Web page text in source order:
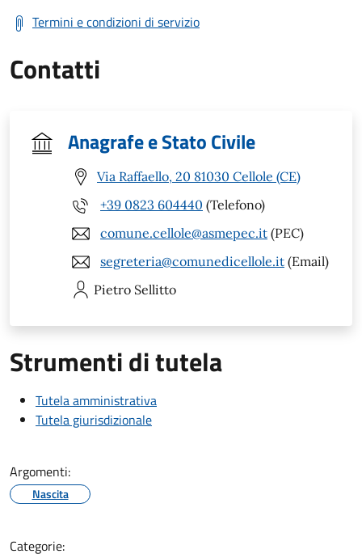
Termini e condizioni di servizio
Contatti
Anagrafe e Stato Civile
Via Raffaello, 20 81030 Cellole (CE)
+39 0823 604440 (Telefono)
comune.cellole@asmepec.it (PEC)
segreteria@comunedicellole.it (Email)
Pietro Sellitto
Strumenti di tutela
Tutela amministrativa
Tutela giurisdizionale
Argomenti:
Nascita
Categorie: